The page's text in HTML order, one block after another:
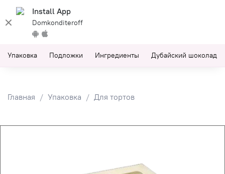
Install App
Domkonditeroff
Упаковка Подложки Ингредиенты Дубайский шоколад
Главная Упаковка Для тортов